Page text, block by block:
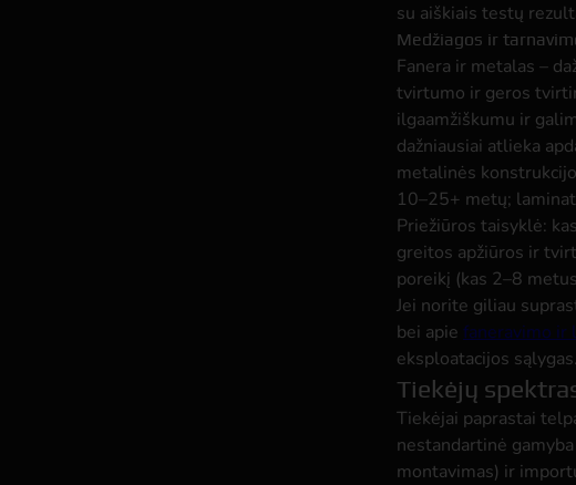
su aiškiais testų
Medžiagos ir
Fanera ir metalas –
tvirtumo ir geros
ilgaamžiškumu ir
dažniausiai atlieka
metalinės
10–25+ metų;
Priežiūros taisyklė:
greitos apžiūros ir
poreikį (kas 2–8
Jei norite giliau
bei apie faneravimo ir
eksploatacijos sąlygas.
Tiekėjų
Tiekėjai paprastai
nestandartinė
montavimas) ir